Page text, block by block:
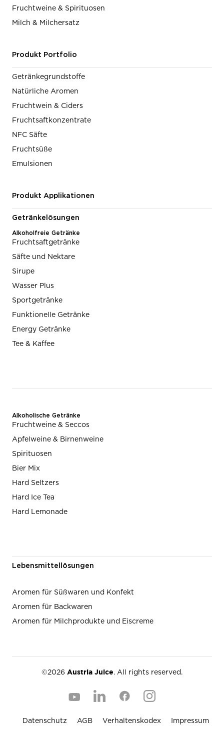
Fruchtweine & Spirituosen
Milch & Milchersatz
Produkt Portfolio
Getränkegrundstoffe
Natürliche Aromen
Fruchtwein & Ciders
Fruchtsaftkonzentrate
NFC Säfte
Fruchtsüße
Emulsionen
Produkt Applikationen
Getränkelösungen
Alkoholfreie Getränke
Fruchtsaftgetränke
Säfte und Nektare
Sirupe
Wasser Plus
Sportgetränke
Funktionelle Getränke
Energy Getränke
Tee & Kaffee
Alkoholische Getränke
Fruchtweine & Seccos
Apfelweine & Birnenweine
Spirituosen
Bier Mix
Hard Seltzers
Hard Ice Tea
Hard Lemonade
Lebensmittellösungen
Aromen für Süßwaren und Konfekt
Aromen für Backwaren
Aromen für Milchprodukte und Eiscreme
©2026 Austria Juice. All rights reserved.
Datenschutz AGB Verhaltenskodex Impressum